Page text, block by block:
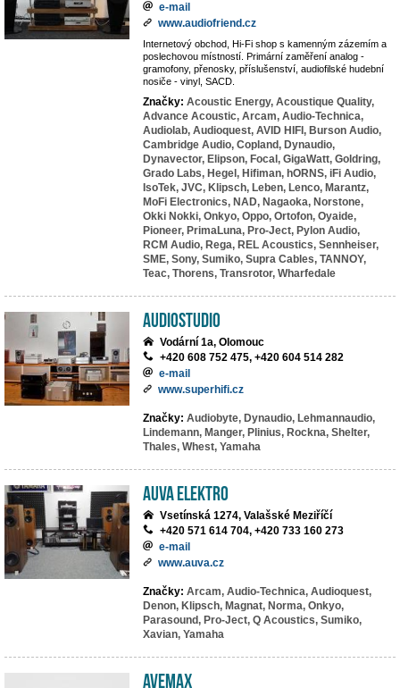
e-mail
www.audiofriend.cz
Internetový obchod, Hi-Fi shop s kamenným zázemím a
poslechovou místností. Primární zaměření analog -
gramofony, přenosky, příslušenství, audiofilské hudební
nosiče - vinyl, SACD.
Značky: Acoustic Energy, Acoustique Quality,
Advance Acoustic, Arcam, Audio-Technica,
Audiolab, Audioquest, AVID HIFI, Burson Audio,
Cambridge Audio, Copland, Dynaudio,
Dynavector, Elipson, Focal, GigaWatt, Goldring,
Grado Labs, Hegel, Hifiman, hORNS, iFi Audio,
IsoTek, JVC, Klipsch, Leben, Lenco, Marantz,
MoFi Electronics, NAD, Nagaoka, Norstone,
Okki Nokki, Onkyo, Oppo, Ortofon, Oyaide,
Pioneer, PrimaLuna, Pro-Ject, Pylon Audio,
RCM Audio, Rega, REL Acoustics, Sennheiser,
SME, Sony, Sumiko, Supra Cables, TANNOY,
Teac, Thorens, Transrotor, Wharfedale
AudioStudio
Vodární 1a, Olomouc
+420 608 752 475, +420 604 514 282
e-mail
www.superhifi.cz
Značky: Audiobyte, Dynaudio, Lehmannaudio,
Lindemann, Manger, Plinius, Rockna, Shelter,
Thales, Whest, Yamaha
AuVa elektro
Vsetínská 1274, Valašské Meziříčí
+420 571 614 704, +420 733 160 273
e-mail
www.auva.cz
Značky: Arcam, Audio-Technica, Audioquest,
Denon, Klipsch, Magnat, Norma, Onkyo,
Parasound, Pro-Ject, Q Acoustics, Sumiko,
Xavian, Yamaha
AVEMAX